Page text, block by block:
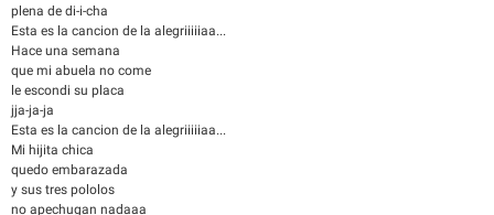
plena de di-i-cha
Esta es la cancion de la alegriiiiiaa...
Hace una semana
que mi abuela no come
le escondi su placa
jja-ja-ja
Esta es la cancion de la alegriiiiiaa...
Mi hijita chica
quedo embarazada
y sus tres pololos
no apechugan nadaaa